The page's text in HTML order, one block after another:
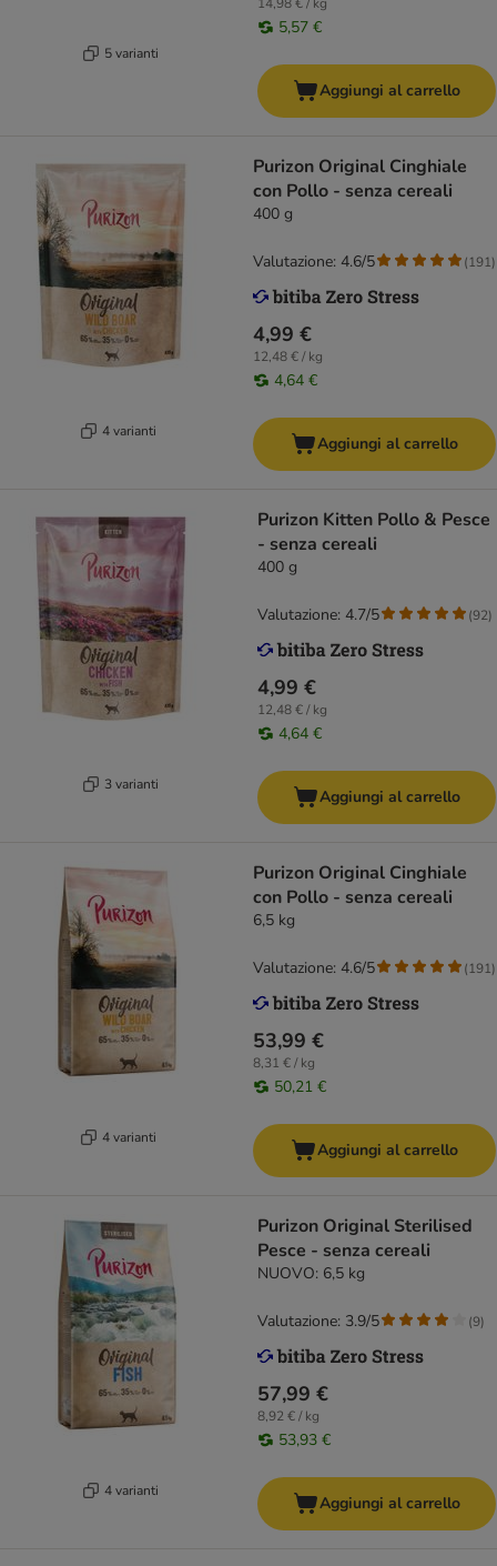
5 varianti
5,57 €
Aggiungi al carrello
4 varianti
Purizon Original Cinghiale
con Pollo - senza cereali
400 g
4,99 €
12,48 € / kg
4,64 €
Valutazione: 4.6/5 (191)
Aggiungi al carrello
3 varianti
Purizon Kitten Pollo & Pesce
- senza cereali
400 g
4,99 €
12,48 € / kg
4,64 €
Valutazione: 4.7/5 (92)
Aggiungi al carrello
4 varianti
Purizon Original Cinghiale
con Pollo - senza cereali
6,5 kg
53,99 €
8,31 € / kg
50,21 €
Valutazione: 4.6/5 (191)
Aggiungi al carrello
4 varianti
Purizon Original Sterilised
Pesce - senza cereali
NUOVO: 6,5 kg
57,99 €
8,92 € / kg
53,93 €
Valutazione: 3.9/5 (9)
Aggiungi al carrello